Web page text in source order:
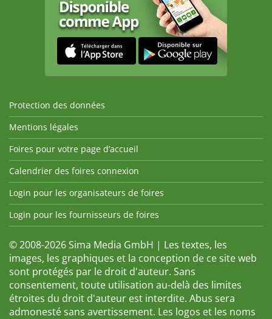
Protection des données
Mentions légales
Foires pour votre page d’accueil
Calendrier des foires connexion
Login pour les organisateurs de foires
Login pour les fournisseurs de foires
© 2008-2026 Sima Media GmbH | Les textes, les
images, les graphiques et la conception de ce site web
sont protégés par le droit d'auteur. Sans
consentement, toute utilisation au-delà des limites
étroites du droit d'auteur est interdite. Abus sera
admonesté sans avertissement. Les logos et les noms